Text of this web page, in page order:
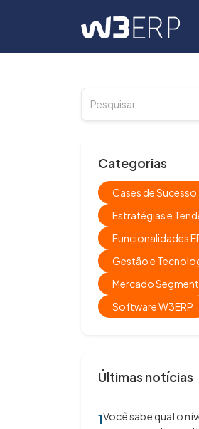
Categorias
Cases de Sucesso
Estratégias e
Funcionalidades
Gestão e
Mercado
Software W3ERP
Últimas notícias
1Você sabe qual o